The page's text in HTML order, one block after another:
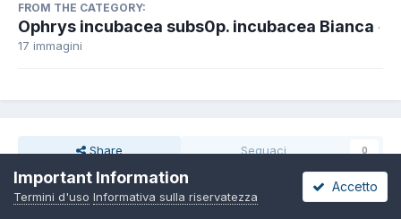
FROM THE CATEGORY:
Ophrys incubacea subs0p. incubacea Bianca ·
17 immagini
Share Seguaci 0
Important Information
Termini d'uso Informativa sulla riservatezza
Accetto